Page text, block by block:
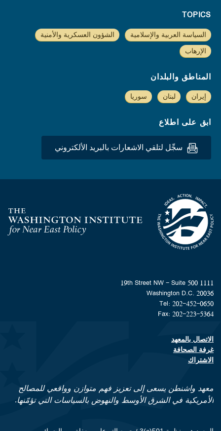
TOPICS
السياسة العربية والإسلامية الشؤون العسكرية والأمنية
الإرهاب
المناطق والبلدان
إيران لبنان سوريا
ابق على اطلاع
سجِّل لتلقي الاشعارات بالبريد الألكتروني
Homepage
1111 19th Street NW - Suite 500
Washington D.C. 20036
Tel: 202-452-0650
Fax: 202-223-5364
Footer contact links
الاتصال بالمعهد
غرفة الصحافة
الاشتراك
معهد واشنطن يسعى إلى تعزيز فهم متوازن وواقعي للمصالح
الأمريكية في الشرق الأوسط والنهوض بالسياسات التي تؤمّنها.